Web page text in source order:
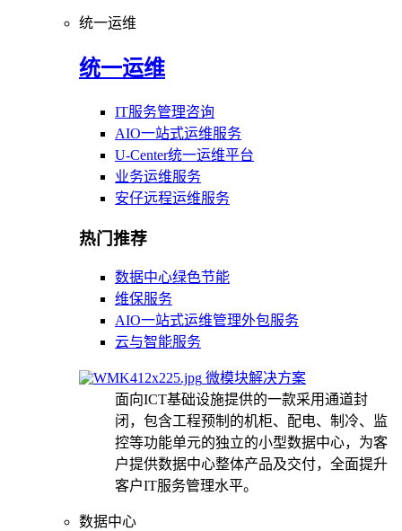
统一运维
统一运维
IT服务管理咨询
AIO一站式运维服务
U-Center统一运维平台
业务运维服务
安仔远程运维服务
热门推荐
数据中心绿色节能
维保服务
AIO一站式运维管理外包服务
云与智能服务
微模块解决方案
面向ICT基础设施提供的一款采用通道封
闭，包含工程预制的机柜、配电、制冷、监
控等功能单元的独立的小型数据中心，为客
户提供数据中心整体产品及交付，全面提升
客户IT服务管理水平。
数据中心